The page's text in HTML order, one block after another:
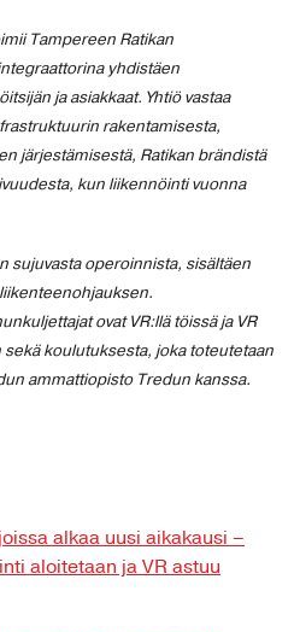
Tampereen Ratikan
yhdistäen
ja asiakkaat. Yhtiö vastaa
rakentamisesta,
järjestämisestä, Ratikan brändistä
kun liikennöinti vuonna
sujuvasta operoinnista, sisältäen
ovat VR:llä töissä ja VR
koulutuksesta, joka toteutetaan
ammattiopisto Tredun kanssa.
alkaa uusi aikakausi –
aloitetaan ja VR astuu